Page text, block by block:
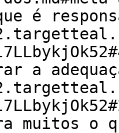
é
a
muitos o